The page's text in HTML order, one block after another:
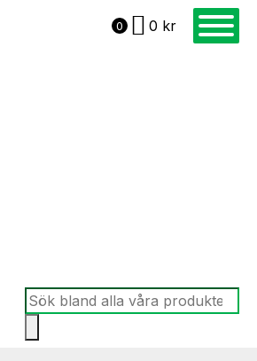
0 0 kr
Produktsökning